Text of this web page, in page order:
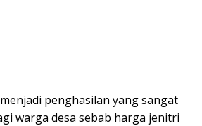
penghasilan yang sangat
warga desa sebab harga jenitri